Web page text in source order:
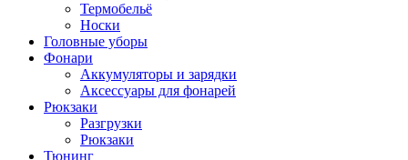
Термобельё
Носки
Головные уборы
Фонари
Аккумуляторы и зарядки
Аксессуары для фонарей
Рюкзаки
Разгрузки
Рюкзаки
Тюнинг